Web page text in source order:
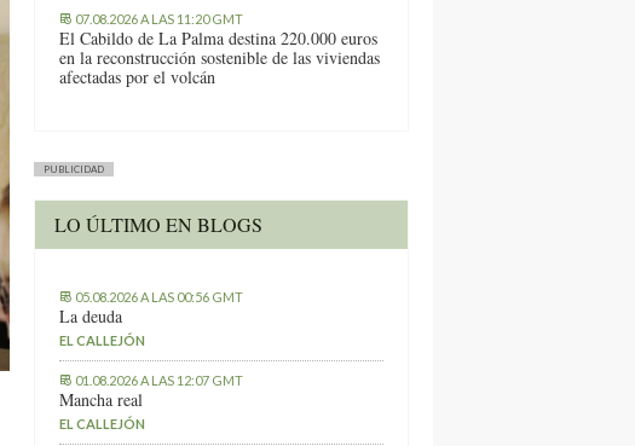
07.08.2026 A LAS 11:20 GMT
El Cabildo de La Palma destina 220.000 euros
en la reconstrucción sostenible de las viviendas
afectadas por el volcán
PUBLICIDAD
LO ÚLTIMO EN BLOGS
05.08.2026 A LAS 00:56 GMT
La deuda
EL CALLEJÓN
01.08.2026 A LAS 12:07 GMT
Mancha real
EL CALLEJÓN